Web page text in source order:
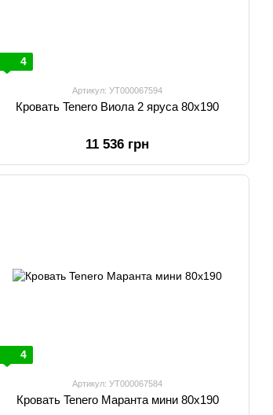
4
Артикул: УТ000067594
Кровать Tenero Виола 2 яруса 80х190
11 536 грн
4
Артикул: УТ000067584
Кровать Tenero Маранта мини 80х190